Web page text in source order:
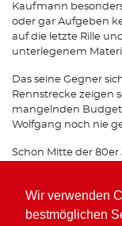
Wir verwenden
bestmöglichen
Kaufmann
oder gar Aufgeben
auf die letzte Rille
unterlegenem
Das seine Gegner
Rennstrecke zeigen
mangelnden
Wolfgang noch nie
Schon Mitte der 80er
Formel 3 gehörigen
einem Opel
Spätestens seit